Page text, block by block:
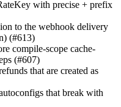
with precise + prefix
to the webhook delivery
(#613)
compile-scope cache-
(#607)
that are created as
that break with